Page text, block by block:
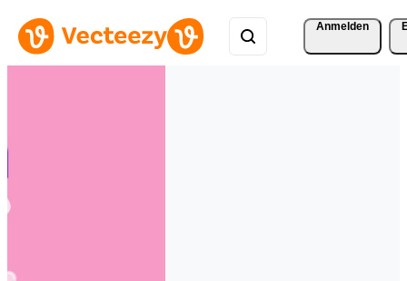
Anmelden